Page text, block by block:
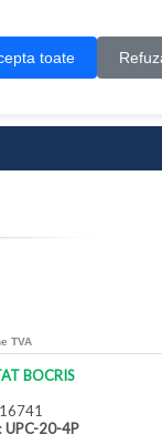
toate
TVA
BOCRIS
UPC-20-4P